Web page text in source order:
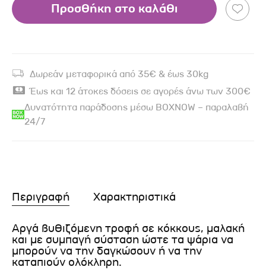
Προσθήκη στο καλάθι
Δωρεάν μεταφορικά από 35€ & έως 30kg
Έως και 12 άτοκες δόσεις σε αγορές άνω των 300€
Δυνατότητα παράδοσης μέσω BOXNOW – παραλαβή
24/7
Περιγραφή Χαρακτηριστικά
Αργά βυθιζόμενη τροφή σε κόκκους, μαλακή
και με συμπαγή σύσταση ώστε τα ψάρια να
μπορούν να την δαγκώσουν ή να την
καταπιούν ολόκληρη.